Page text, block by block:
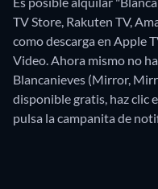
TV Store, Rakuten TV,
como descarga en Apple
Video.Ahora mismo no
Blancanieves (Mirror,
disponible gratis, haz clic
pulsa la campanita de